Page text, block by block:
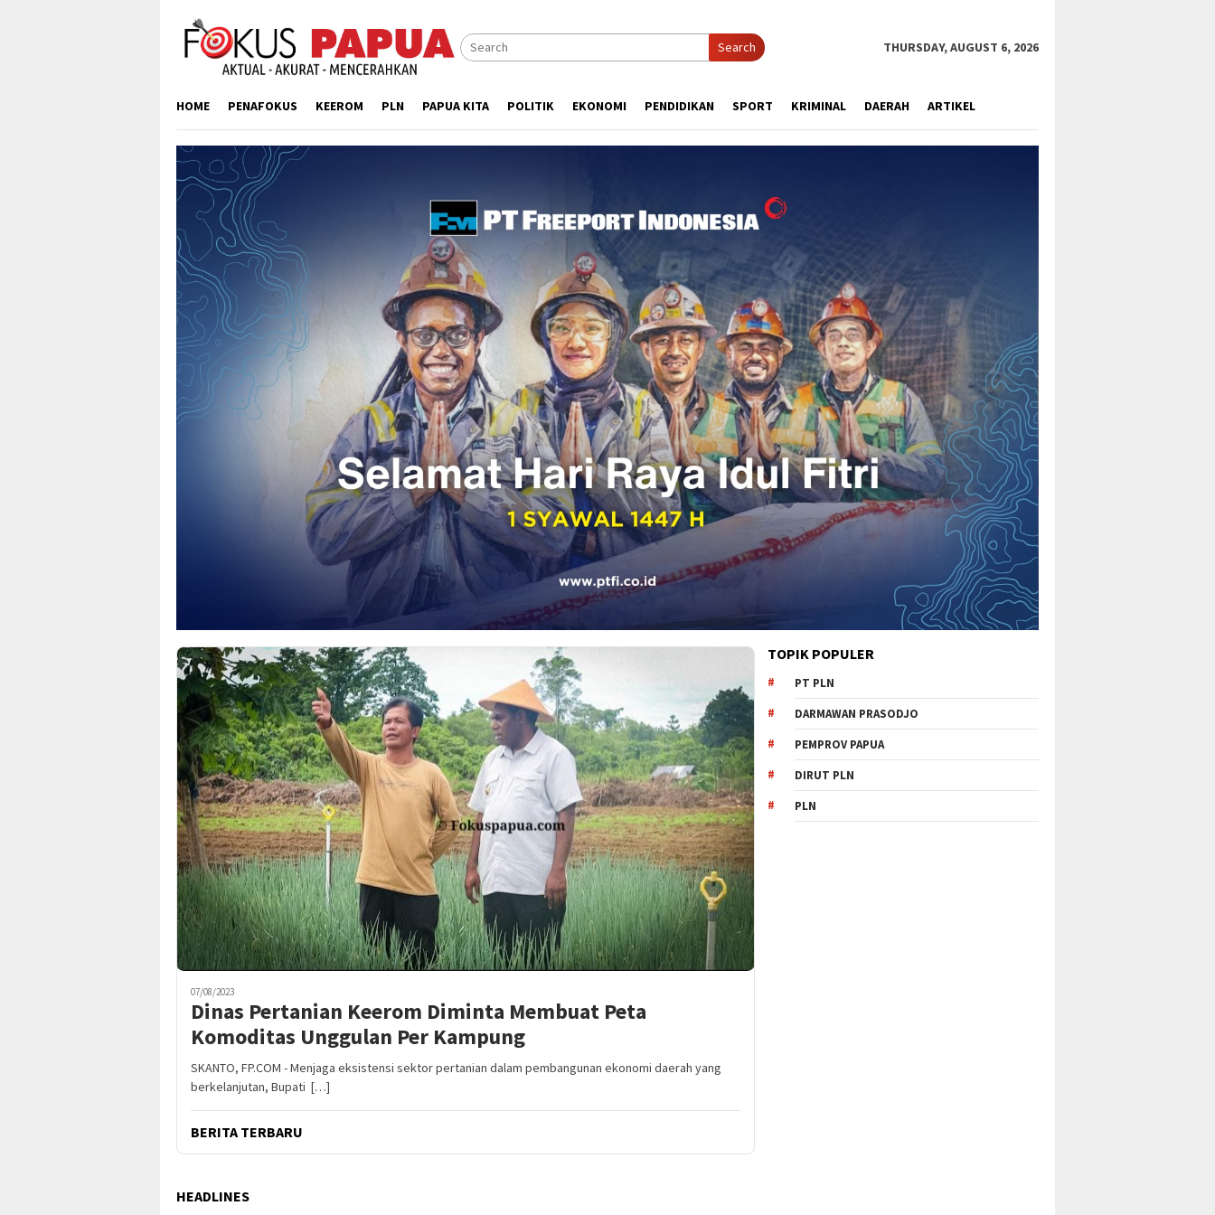
content
Search THURSDAY, AUGUST 6, 2026
HOME PENAFOKUS KEEROM PLN PAPUA KITA POLITIK EKONOMI PENDIDIKAN SPORT KRIMINAL DAERAH ARTIKEL
07/08/2023
Dinas Pertanian Keerom Diminta Membuat Peta
Komoditas Unggulan Per Kampung
SKANTO, FP.COM - Menjaga eksistensi sektor pertanian dalam pembangunan ekonomi daerah yang
berkelanjutan, Bupati […]
BERITA TERBARU
HEADLINES
TOPIK POPULER
PT PLN
DARMAWAN PRASODJO
PEMPROV PAPUA
DIRUT PLN
PLN